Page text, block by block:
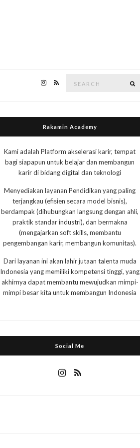
Rakamin Academy
Kami adalah Platform akselerasi karir, tempat
bagi siapapun untuk belajar dan membangun
karir di bidang digital dan teknologi
Menyediakan layanan Pendidikan yang paling
terjangkau (efisien secara model bisnis),
berdampak (dihubungkan langsung dengan ahli,
praktik standar industri), dan bermakna
(mengajarkan soft skills, membantu
pengembangan karir, membangun komunitas).
Dari layanan ini akan lahir jutaan talenta muda
Indonesia yang memiliki kompetensi tinggi, yang
akhirnya dapat membantu mewujudkan mimpi-
mimpi besar kita untuk membangun Indonesia
Social Me